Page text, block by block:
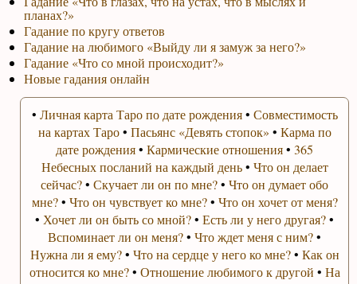
планах?»
Гадание по кругу ответов
Гадание на любимого «Выйду ли я замуж за него?»
Гадание «Что со мной происходит?»
Новые гадания онлайн
• Личная карта Таро по дате рождения• Совместимость
на картах Таро• Пасьянс «Девять стопок» • Карма по
дате рождения•Кармические отношения•365
Небесных посланий на каждый день• Что он делает
сейчас?•Скучает ли он по мне?•Что он думает обо
мне?• Что он чувствует ко мне?• Что он хочет от меня?
• Хочет ли он быть со мной?•Есть ли у него другая?•
Вспоминает ли он меня?•Что ждет меня с ним?•
Нужна ли я ему?• Что на сердце у него ко мне?• Как он
относится ко мне?• Отношение любимого к другой • На